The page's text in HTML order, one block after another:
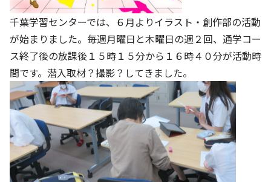
千葉学習センターでは、６月よりイラスト・創作部の活動
が始まりました。毎週月曜日と木曜日の週２回、通学コー
ス終了後の放課後１５時１５分から１６時４０分が活動時
間です。潜入取材？撮影？してきました。